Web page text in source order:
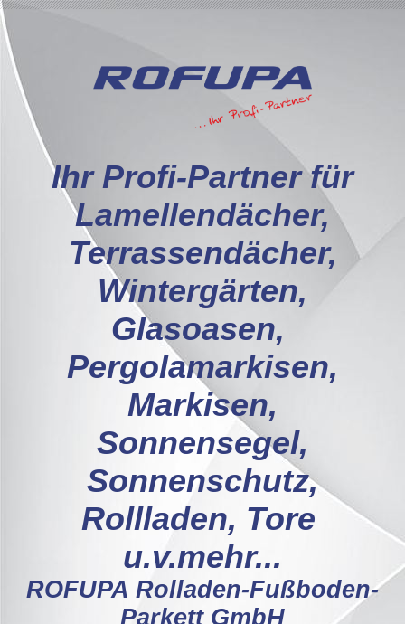
Ihr Profi-Partner für
Lamellendächer,
Terrassendächer,
Wintergärten,
Glasoasen,
Pergolamarkisen,
Markisen,
Sonnensegel,
Sonnenschutz,
Rollladen, Tore
u.v.mehr...
ROFUPA Rolladen-Fußboden-
Parkett GmbH